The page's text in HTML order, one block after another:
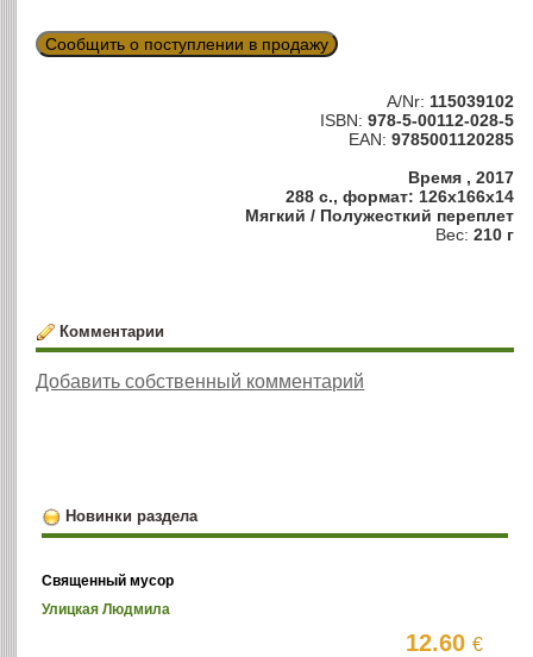
Сообщить о поступлении в продажу
A/Nr: 115039102
ISBN: 978-5-00112-028-5
EAN: 9785001120285
Время , 2017
288 с., формат: 126x166x14
Мягкий / Полужесткий переплет
Вес: 210 г
Комментарии
Добавить собственный комментарий
Новинки раздела
Священный мусор
Улицкая Людмила
12.60€